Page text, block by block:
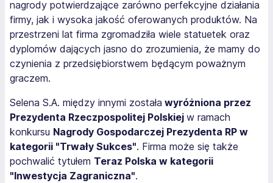
nagrody potwierdzające zarówno perfekcyjne działania
firmy, jak i wysoka jakość oferowanych produktów. Na
przestrzeni lat firma zgromadziła wiele statuetek oraz
dyplomów dających jasno do zrozumienia, że mamy do
czynienia z przedsiębiorstwem będącym poważnym
graczem.
Selena S.A. między innymi została wyróżniona przez
Prezydenta Rzeczpospolitej Polskiej w ramach
konkursu Nagrody Gospodarczej Prezydenta RP w
kategorii "Trwały Sukces". Firma może się także
pochwalić tytułem Teraz Polska w kategorii
"Inwestycja Zagraniczna".